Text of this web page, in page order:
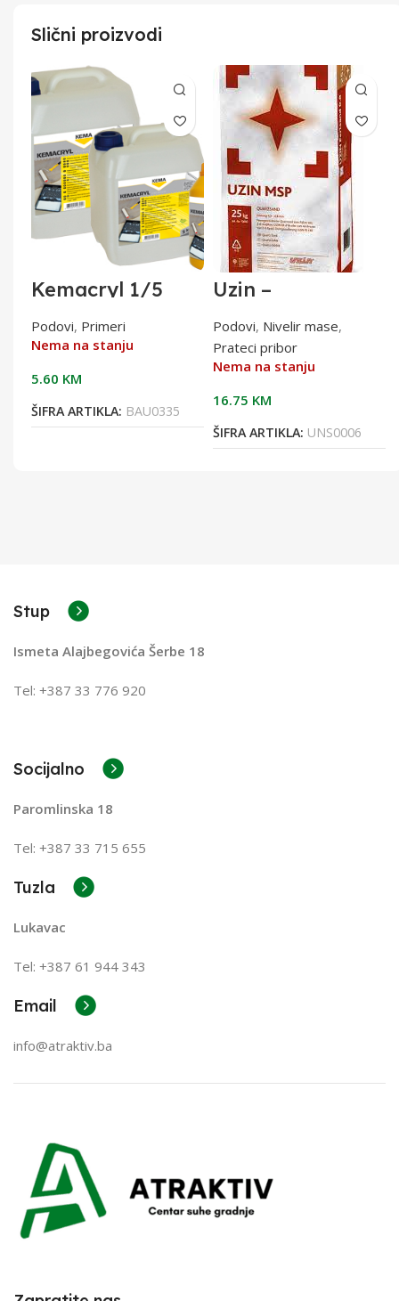
Slični proizvodi
Kemacryl 1/5
Podovi, Primeri
Nema na stanju
5.60 KM
ŠIFRA ARTIKLA: BAU0335
Uzin –
(0,00-1,000 mm);
1/25
Podovi, Nivelir mase,
Prateci pribor
Nema na stanju
16.75 KM
ŠIFRA ARTIKLA: UNS0006
Stup
Ismeta Alajbegovića Šerbe 18
Tel: +387 33 776 920
Socijalno
Paromlinska 18
Tel: +387 33 715 655
Tuzla
Lukavac
Tel: +387 61 944 343
Email
info@atraktiv.ba